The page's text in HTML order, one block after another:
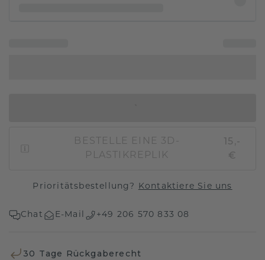
BESTELLE EINE 3D-
PLASTIKREPLIK
15,-
€
Prioritätsbestellung? Kontaktiere Sie uns
Chat E-Mail +49 206 570 833 08
30 Tage Rückgaberecht